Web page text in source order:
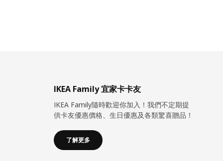
IKEA Family 宜家卡卡友
IKEA Family隨時歡迎你加入！我們不定期提
供卡友優惠價格、生日優惠及各類驚喜贈品！
了解更多